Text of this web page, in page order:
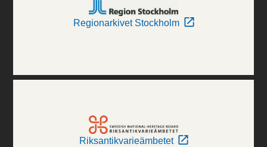
Regionarkivet Stockholm
Riksantikvarieämbetet